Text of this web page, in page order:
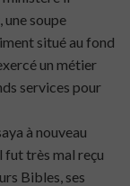
une soupe
situé au fond
un métier
services pour
à nouveau
fut très mal reçu
Bibles, ses